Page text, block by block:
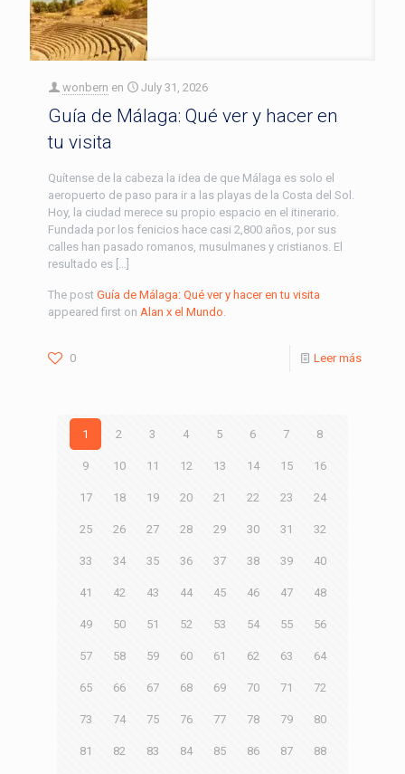
wonbern en July 31, 2026
Guía de Málaga: Qué ver y hacer en
tu visita
Quítense de la cabeza la idea de que Málaga es solo el
aeropuerto de paso para ir a las playas de la Costa del Sol.
Hoy, la ciudad merece su propio espacio en el itinerario.
Fundada por los fenicios hace casi 2,800 años, por sus
calles han pasado romanos, musulmanes y cristianos. El
resultado es […]
The post Guía de Málaga: Qué ver y hacer en tu visita
appeared first on Alan x el Mundo
0 Leer más
1 2 3 4 5 6 7 8
9 10 11 12 13 14 15 16
17 18 19 20 21 22 23 24
25 26 27 28 29 30 31 32
33 34 35 36 37 38 39 40
41 42 43 44 45 46 47 48
49 50 51 52 53 54 55 56
57 58 59 60 61 62 63 64
65 66 67 68 69 70 71 72
73 74 75 76 77 78 79 80
81 82 83 84 85 86 87 88